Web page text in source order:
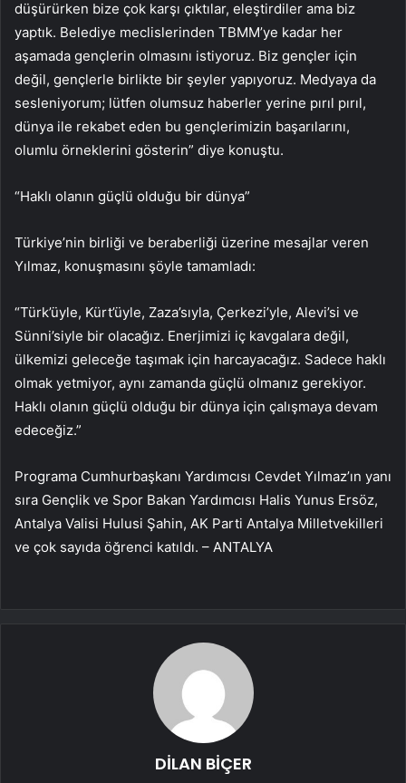
düşürürken bize çok karşı çıktılar, eleştirdiler ama biz
yaptık. Belediye meclislerinden TBMM’ye kadar her
aşamada gençlerin olmasını istiyoruz. Biz gençler için
değil, gençlerle birlikte bir şeyler yapıyoruz. Medyaya da
sesleniyorum; lütfen olumsuz haberler yerine pırıl pırıl,
dünya ile rekabet eden bu gençlerimizin başarılarını,
olumlu örneklerini gösterin” diye konuştu.
“Haklı olanın güçlü olduğu bir dünya”
Türkiye’nin birliği ve beraberliği üzerine mesajlar veren
Yılmaz, konuşmasını şöyle tamamladı:
“Türk’üyle, Kürt’üyle, Zaza’sıyla, Çerkezi’yle, Alevi’si ve
Sünni’siyle bir olacağız. Enerjimizi iç kavgalara değil,
ülkemizi geleceğe taşımak için harcayacağız. Sadece haklı
olmak yetmiyor, aynı zamanda güçlü olmanız gerekiyor.
Haklı olanın güçlü olduğu bir dünya için çalışmaya devam
edeceğiz.”
Programa Cumhurbaşkanı Yardımcısı Cevdet Yılmaz’ın yanı
sıra Gençlik ve Spor Bakan Yardımcısı Halis Yunus Ersöz,
Antalya Valisi Hulusi Şahin, AK Parti Antalya Milletvekilleri
ve çok sayıda öğrenci katıldı. – ANTALYA
DİLAN BİÇER